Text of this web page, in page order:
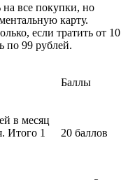
все покупки, но
карту.
если тратить от 10
по 99 рублей.
Баллы
в месяц
Итого 1
20 баллов